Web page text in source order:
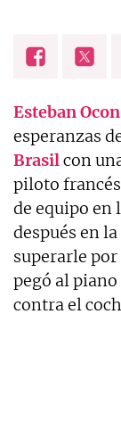
Esteban Ocon
esperanzas
Brasilcon
piloto
de equipo en
después en
superarle por
pegó al
contra el